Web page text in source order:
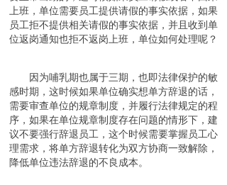
上班，单位需要员工提供请假的事实依据，如果
员工拒不提供相关请假的事实依据，并且收到单
位返岗通知也拒不返岗上班，单位如何处理呢？
因为哺乳期也属于三期，也即法律保护的敏
感时期，这时候如果单位确实想单方辞退的话，
需要审查单位的规章制度，并履行法律规定的程
序，如果在单位规章制度存在问题的情形下，建
议不要强行辞退员工，这个时候需要掌握员工心
理需求，将单方辞退转化为双方协商一致解除，
降低单位违法辞退的不良成本。